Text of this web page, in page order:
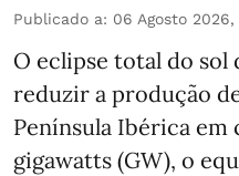
Publicado a: 06 Agosto 2026,
O eclipse total do sol
reduzir a produção
Península Ibérica em
gigawatts (GW), o